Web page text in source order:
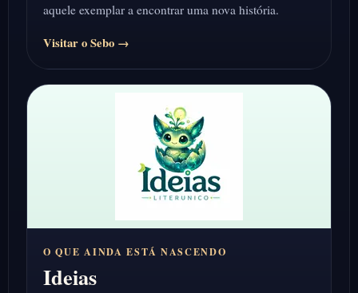
aquele exemplar a encontrar uma nova história.
Visitar o Sebo →
O QUE AINDA ESTÁ NASCENDO
Ideias